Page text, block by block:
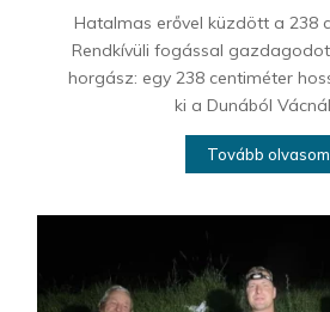
Hatalmas erővel küzdött a 238
Rendkívüli fogással
horgász: egy 238 centiméter
ki a Dunából
Tovább olvasom